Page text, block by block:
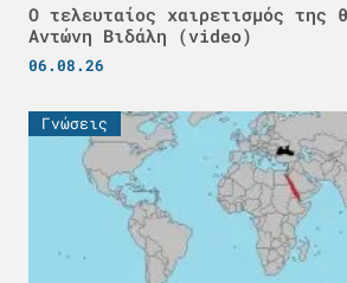
Ο τελευταίος χαιρετισμός της
Αντώνη Βιδάλη (video)
06.08.26
Γνώσεις